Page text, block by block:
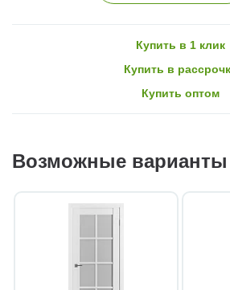
Купить в 1 клик
Купить в
Купить оптом
Возможные варианты